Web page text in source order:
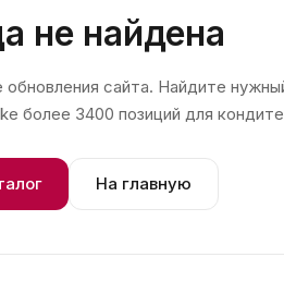
не найдена
сайта. Найдите
более 3400 позиций для
На главную